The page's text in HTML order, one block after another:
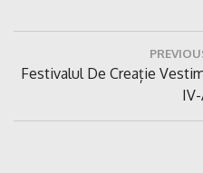
articole
Previous
Festivalul De Creație